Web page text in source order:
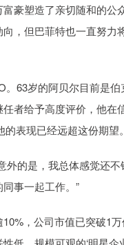
豪塑造了亲切随和的
，但巴菲特也一直努
63岁的阿贝尔目前是
者给予高度评价，他在
表现已经远超这份期望
外的是，我总体感觉还
事一起工作。”
，公司市值已突破1